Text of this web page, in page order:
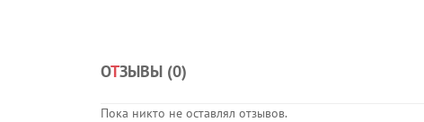
ОТЗЫВЫ (0)
Пока никто не оставлял отзывов.